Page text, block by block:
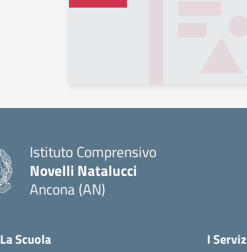
Istituto Comprensivo
Novelli Natalucci
Ancona (AN)
La Scuola I